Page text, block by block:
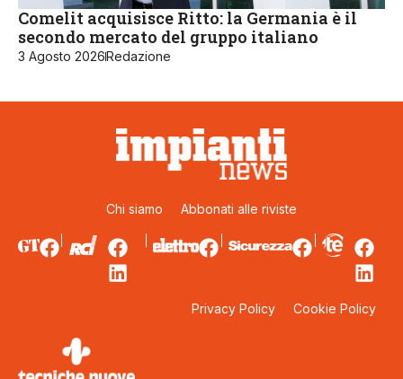
Comelit acquisisce Ritto: la Germania è il
secondo mercato del gruppo italiano
3 Agosto 2026Redazione
Chi siamo Abbonati alle riviste
Privacy Policy Cookie Policy